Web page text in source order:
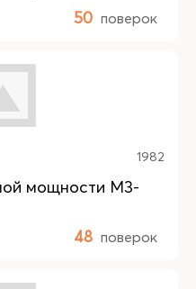
50 поверок
1982
мощности М3-
48 поверок